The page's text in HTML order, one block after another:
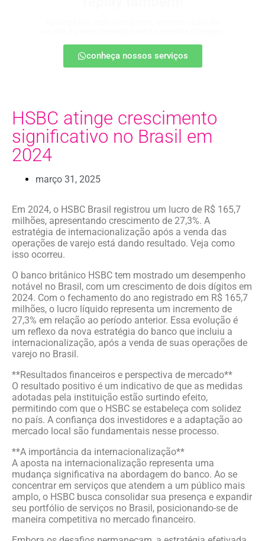
conheça nossos serviços
HSBC atinge crescimento
significativo no Brasil em
2024
março 31, 2025
Em 2024, o HSBC Brasil registrou um lucro de R$ 165,7
milhões, apresentando crescimento de 27,3%. A
estratégia de internacionalização após a venda das
operações de varejo está dando resultado. Veja como
isso ocorreu.
O banco britânico HSBC tem mostrado um desempenho
notável no Brasil, com um crescimento de dois dígitos em
2024. Com o fechamento do ano registrado em R$ 165,7
milhões, o lucro líquido representa um incremento de
27,3% em relação ao período anterior. Essa evolução é
um reflexo da nova estratégia do banco que incluiu a
internacionalização, após a venda de suas operações de
varejo no Brasil.
**Resultados financeiros e perspectiva de mercado**
O resultado positivo é um indicativo de que as medidas
adotadas pela instituição estão surtindo efeito,
permitindo com que o HSBC se estabeleça com solidez
no país. A confiança dos investidores e a adaptação ao
mercado local são fundamentais nesse processo.
**A importância da internacionalização**
A aposta na internacionalização representa uma
mudança significativa na abordagem do banco. Ao se
concentrar em serviços que atendem a um público mais
amplo, o HSBC busca consolidar sua presença e expandir
seu portfólio de serviços no Brasil, posicionando-se de
maneira competitiva no mercado financeiro.